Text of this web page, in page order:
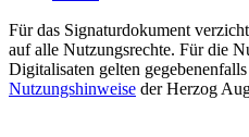
Für das Signaturdokument
auf alle Nutzungsrechte. Für die
Digitalisaten gelten
Nutzungshinweise der Herzog